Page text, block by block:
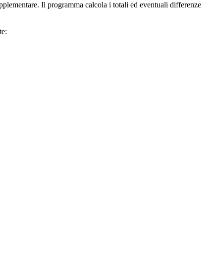
Il programma calcola i totali ed eventuali differenze